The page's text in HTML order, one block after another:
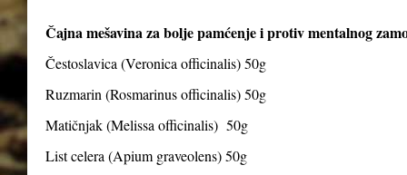
Čajna mešavina za bolje pamćenje i protiv mentalnog
Čestoslavica (Veronica officinalis) 50g
Ruzmarin (Rosmarinus officinalis) 50g
Matičnjak (Melissa officinalis) 50g
List celera (Apium graveolens) 50g